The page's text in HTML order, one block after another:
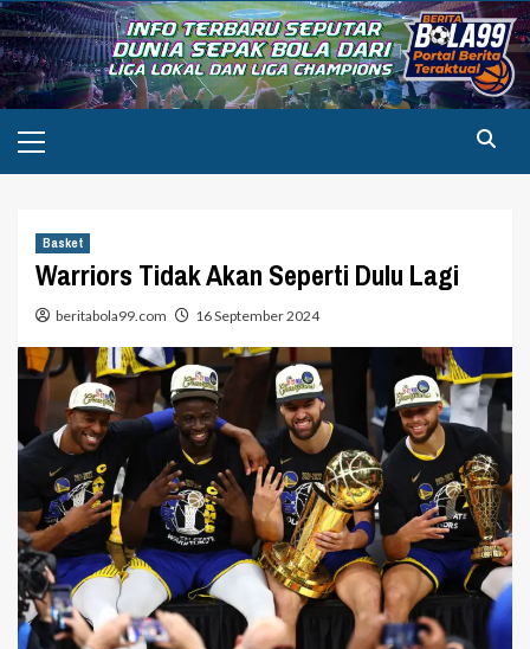
Skip
to
content
Menu
Basket
Warriors Tidak Akan Seperti Dulu Lagi
beritabola99.com 16 September 2024